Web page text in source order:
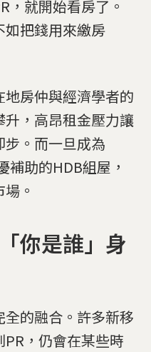
，就開始看房了。
把錢用來繳房
房仲與經濟學者的
，高昂租金壓力讓
。而一旦成為
補助的HDB組屋，
。
你是誰」身
的融合。許多新移
，仍會在某些時